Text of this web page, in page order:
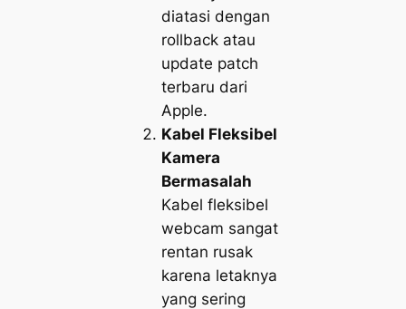
diatasi dengan
rollback atau
update patch
terbaru dari
Apple.
Kabel Fleksibel
Kamera
Bermasalah
Kabel fleksibel
webcam sangat
rentan rusak
karena letaknya
yang sering